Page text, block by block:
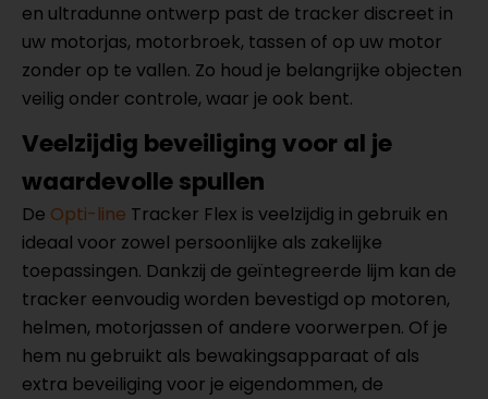
en ultradunne ontwerp past de tracker discreet in
uw motorjas, motorbroek, tassen of op uw motor
zonder op te vallen. Zo houd je belangrijke objecten
veilig onder controle, waar je ook bent.
Veelzijdig beveiliging voor al je
waardevolle spullen
De Opti-line Tracker Flex is veelzijdig in gebruik en
ideaal voor zowel persoonlijke als zakelijke
toepassingen. Dankzij de geïntegreerde lijm kan de
tracker eenvoudig worden bevestigd op motoren,
helmen, motorjassen of andere voorwerpen. Of je
hem nu gebruikt als bewakingsapparaat of als
extra beveiliging voor je eigendommen, de